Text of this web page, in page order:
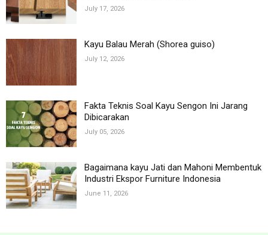
July 17, 2026
Kayu Balau Merah (Shorea guiso)
July 12, 2026
Fakta Teknis Soal Kayu Sengon Ini Jarang
Dibicarakan
July 05, 2026
Bagaimana kayu Jati dan Mahoni Membentuk
Industri Ekspor Furniture Indonesia
June 11, 2026